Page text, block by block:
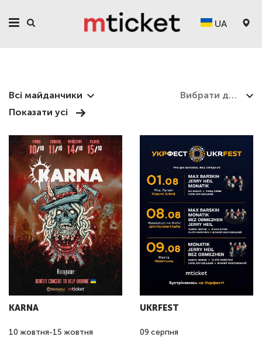
UA
Всі майданчики
Показати усі
KARNA
10 жовтня-15 жовтня
UKRFEST
09 серпня